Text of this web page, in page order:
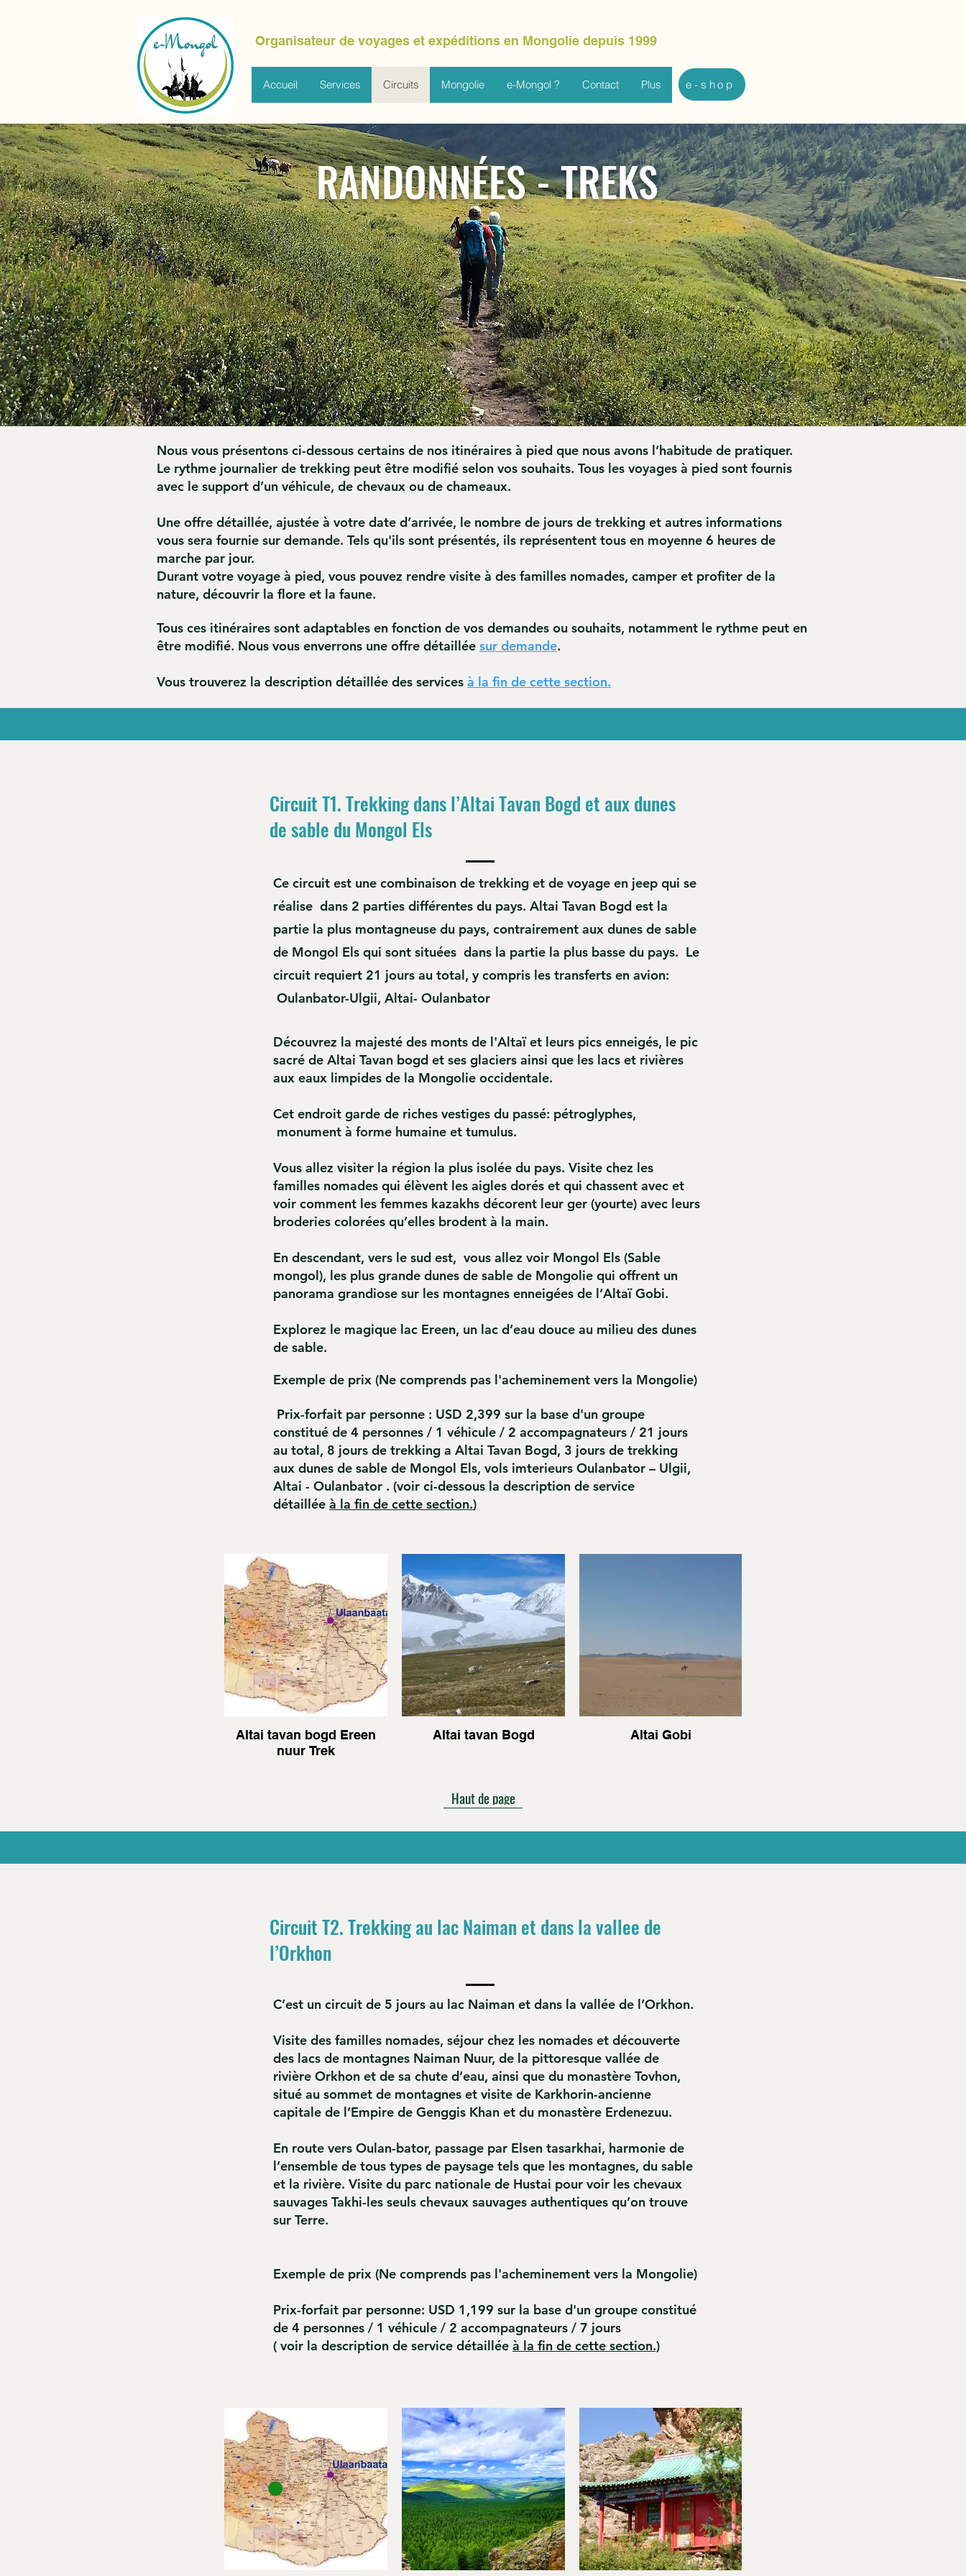
Organisateur de voyages et expéditions en Mongolie depuis 1999
Accueil Services Circuits Mongolie e-Mongol ? Contact Plus e-shop
RANDONNÉES - TREKS
Nous vous présentons ci-dessous certains de nos itinéraires à pied que nous avons l’habitude de pratiquer.
Le rythme journalier de trekking peut être modifié selon vos souhaits. Tous les voyages à pied sont fournis
avec le support d’un véhicule, de chevaux ou de chameaux.
Une offre détaillée, ajustée à votre date d’arrivée, le nombre de jours de trekking et autres informations
vous sera fournie sur demande. Tels qu'ils sont présentés, ils représentent tous en moyenne 6 heures de
marche par jour.
Durant votre voyage à pied, vous pouvez rendre visite à des familles nomades, camper et profiter de la
nature, découvrir la flore et la faune.
Tous ces itinéraires sont adaptables en fonction de vos demandes ou souhaits, notamment le rythme peut en
être modifié. Nous vous enverrons une offre détaillée sur demande.
Vous trouverez la description détaillée des services à la fin de cette section.
Circuit T1. Trekking dans l’Altai Tavan Bogd et aux dunes
de sable du Mongol Els
Ce circuit est une combinaison de trekking et de voyage en jeep qui se
réalise dans 2 parties différentes du pays. Altai Tavan Bogd est la
partie la plus montagneuse du pays, contrairement aux dunes de sable
de Mongol Els qui sont situées dans la partie la plus basse du pays. Le
circuit requiert 21 jours au total, y compris les transferts en avion:
Oulanbator-Ulgii, Altai- Oulanbator
Découvrez la majesté des monts de l'Altaï et leurs pics enneigés, le pic
sacré de Altai Tavan bogd et ses glaciers ainsi que les lacs et rivières
aux eaux limpides de la Mongolie occidentale.
Cet endroit garde de riches vestiges du passé: pétroglyphes,
monument à forme humaine et tumulus.
Vous allez visiter la région la plus isolée du pays. Visite chez les
familles nomades qui élèvent les aigles dorés et qui chassent avec et
voir comment les femmes kazakhs décorent leur ger (yourte) avec leurs
broderies colorées qu’elles brodent à la main.
En descendant, vers le sud est, vous allez voir Mongol Els (Sable
mongol), les plus grande dunes de sable de Mongolie qui offrent un
panorama grandiose sur les montagnes enneigées de l’Altaï Gobi.
Explorez le magique lac Ereen, un lac d’eau douce au milieu des dunes
de sable.
Exemple de prix (Ne comprends pas l'acheminement vers la Mongolie)
Prix-forfait par personne : USD 2,399 sur la base d'un groupe
constitué de 4 personnes / 1 véhicule / 2 accompagnateurs / 21 jours
au total, 8 jours de trekking a Altai Tavan Bogd, 3 jours de trekking
aux dunes de sable de Mongol Els, vols imterieurs Oulanbator – Ulgii,
Altai - Oulanbator . (voir ci-dessous la description de service
détaillée à la fin de cette section.)
Altai tavan bogd Ereen
nuur Trek
Altai tavan Bogd Altai Gobi
Haut de page
Circuit T2. Trekking au lac Naiman et dans la vallee de
l’Orkhon
C’est un circuit de 5 jours au lac Naiman et dans la vallée de l’Orkhon.
Visite des familles nomades, séjour chez les nomades et découverte
des lacs de montagnes Naiman Nuur, de la pittoresque vallée de
rivière Orkhon et de sa chute d’eau, ainsi que du monastère Tovhon,
situé au sommet de montagnes et visite de Karkhorin-ancienne
capitale de l’Empire de Genggis Khan et du monastère Erdenezuu.
En route vers Oulan-bator, passage par Elsen tasarkhai, harmonie de
l’ensemble de tous types de paysage tels que les montagnes, du sable
et la rivière. Visite du parc nationale de Hustai pour voir les chevaux
sauvages Takhi-les seuls chevaux sauvages authentiques qu’on trouve
sur Terre.
Exemple de prix (Ne comprends pas l'acheminement vers la Mongolie)
Prix-forfait par personne: USD 1,199 sur la base d'un groupe constitué
de 4 personnes / 1 véhicule / 2 accompagnateurs / 7 jours
( voir la description de service détaillée à la fin de cette section.)